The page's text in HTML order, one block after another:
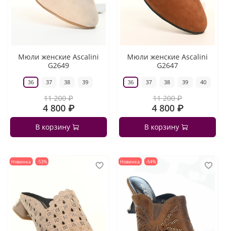
Мюли женские Ascalini
G2649
36 37 38 39
11 200 ₽
4 800 ₽
В корзину
Мюли женские Ascalini
G2647
36 37 38 39 40
11 200 ₽
4 800 ₽
В корзину
Новинка -53% Новинка -54%